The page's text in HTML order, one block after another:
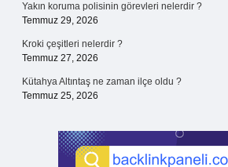
Yakın koruma polisinin görevleri nelerdir ?
Temmuz 29, 2026
Kroki çeşitleri nelerdir ?
Temmuz 27, 2026
Kütahya Altıntaş ne zaman ilçe oldu ?
Temmuz 25, 2026